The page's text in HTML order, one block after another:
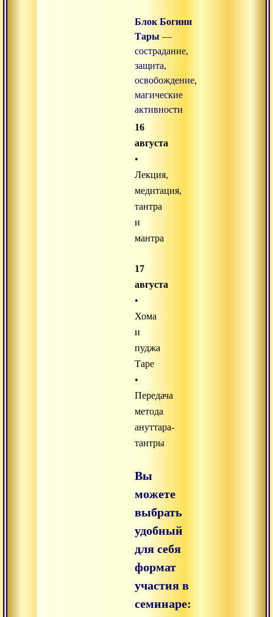
Блок Богини
Тары —
сострадание,
защита,
освобождение,
магические
активности
16
августа
•
Лекция,
медитация,
тантра
и
мантра
17
августа
•
Хома
и
пуджа
Таре
•
Передача
метода
ануттара-
тантры
Вы
можете
выбрать
удобный
для себя
формат
участия в
семинаре: